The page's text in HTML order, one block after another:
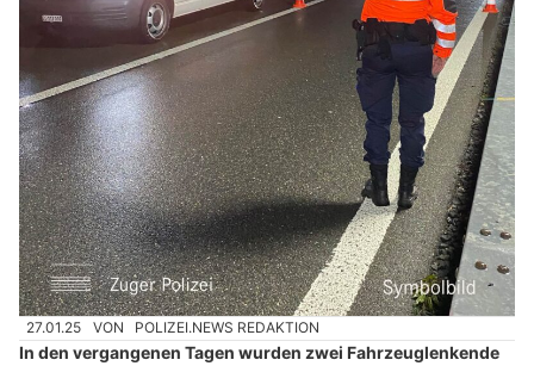
27.01.25 VON POLIZEI.NEWS REDAKTION
In den vergangenen Tagen wurden zwei Fahrzeuglenkende